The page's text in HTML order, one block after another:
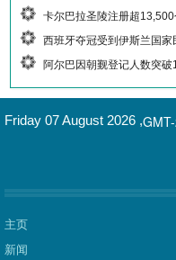
卡尔巴拉圣陵注册超
西班牙夺冠受到伊斯兰国家
阿尔巴因朝觐登记人数突破
Friday 07 August 2026 ,
主页
新闻